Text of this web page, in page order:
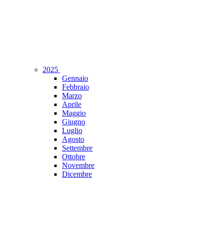
2025
Gennaio
Febbraio
Marzo
Aprile
Maggio
Giugno
Luglio
Agosto
Settembre
Ottobre
Novembre
Dicembre